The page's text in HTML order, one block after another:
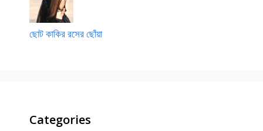
ছোট কাকির রসের ছোঁয়া
Categories